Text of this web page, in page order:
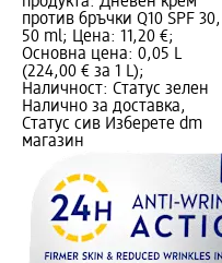
против бръчки Q10 SPF 30,
50 ml; Цена: 11,20 €;
Основна цена: 0,05 L
(224,00 € за 1 L);
Наличност: Статус зелен
Налично за доставка,
Статус сив Изберете dm
магазин